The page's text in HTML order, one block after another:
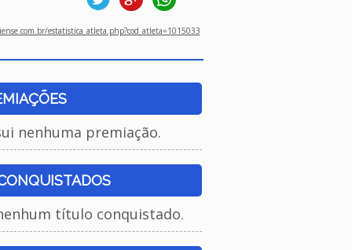
estatistica_atleta.php?cod_atleta=1015033
nenhuma premiação.
título conquistado.